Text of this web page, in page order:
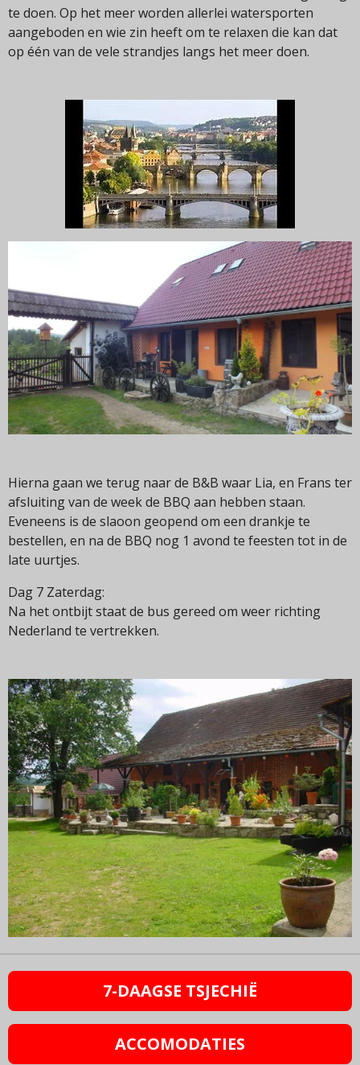
te doen. Op het meer worden allerlei watersporten
aangeboden en wie zin heeft om te relaxen die kan dat
op één van de vele strandjes langs het meer doen.
Hierna gaan we terug naar de B&B waar Lia, en Frans ter
afsluiting van de week de BBQ aan hebben staan.
Eveneens is de slaoon geopend om een drankje te
bestellen, en na de BBQ nog 1 avond te feesten tot in de
late uurtjes.
Dag 7 Zaterdag:
Na het ontbijt staat de bus gereed om weer richting
Nederland te vertrekken.
7-DAAGSE TSJECHIË
ACCOMODATIES